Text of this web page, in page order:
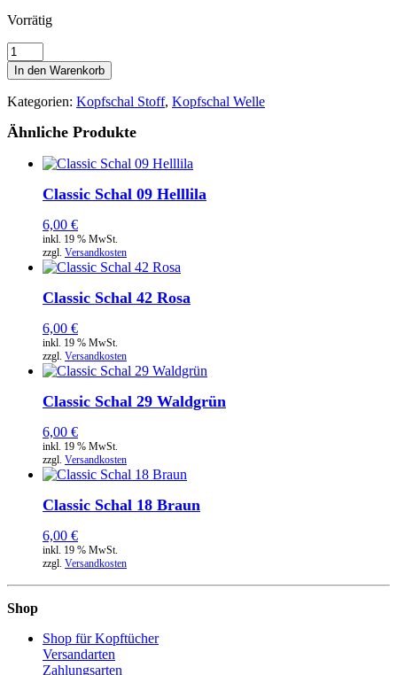
Vorrätig
Welle
Schal
34
Zartaltrosa
Menge
In den Warenkorb
Kategorien: Kopfschal Stoff, Kopfschal Welle
Ähnliche Produkte
Classic Schal 09 Helllila
6,00 €
inkl. 19 % MwSt.
zzgl. Versandkosten
Classic Schal 42 Rosa
6,00 €
inkl. 19 % MwSt.
zzgl. Versandkosten
Classic Schal 29 Waldgrün
6,00 €
inkl. 19 % MwSt.
zzgl. Versandkosten
Classic Schal 18 Braun
6,00 €
inkl. 19 % MwSt.
zzgl. Versandkosten
Shop
Shop für Kopftücher
Versandarten
Zahlungsarten